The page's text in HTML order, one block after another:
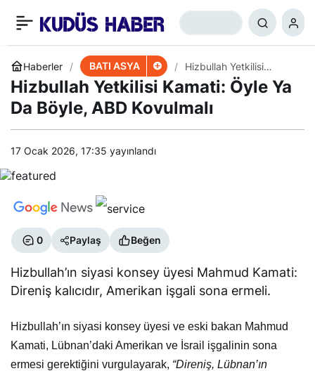
Haberler BATI ASYA
Hizbullah Yetkilisi
Kamati: Öyle Ya Da
Böyle, ABD Kovulmalı
Hizbullah Yetkilisi Kamati: Öyle Ya
Da Böyle, ABD Kovulmalı
17 Ocak 2026, 17:35 yayınlandı
0 Paylaş Beğen
Hizbullah’ın siyasi konsey üyesi Mahmud Kamati:
Direniş kalıcıdır, Amerikan işgali sona ermeli.
Hizbullah’ın siyasi konsey üyesi ve eski bakan Mahmud
Kamati, Lübnan’daki Amerikan ve İsrail işgalinin sona
ermesi gerektiğini vurgulayarak, “Direniş, Lübnan’ın
Hamas’tan Dünyaya
Çağrı: Gazzeli Çocuklar
Açlıktan Ölüyor
+ 0 Paylaş